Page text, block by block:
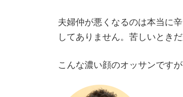
夫婦仲が悪くなるのは本当に
してありません。苦しいとき
こんな濃い顔のオッサンです